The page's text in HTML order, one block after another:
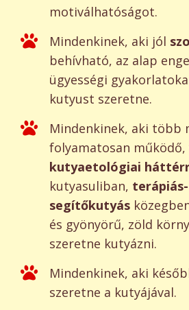
motiválhatóságot.
Mindenkinek, aki jól
behívható, az alap
ügyességi
kutyust szeretne.
Mindenkinek, aki több
folyamatosan
kutyaetológiai
kutyasuliban,
segítőkutyás
és gyönyörű, zöld
szeretne kutyázni.
Mindenkinek, aki
szeretne a kutyájával.